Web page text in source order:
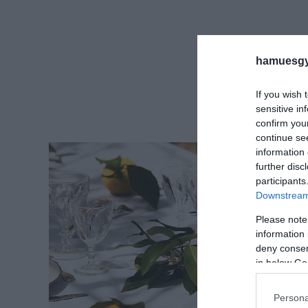
If you wish
sensitive
confirm
continue
information
further
Please
information
deny
in below